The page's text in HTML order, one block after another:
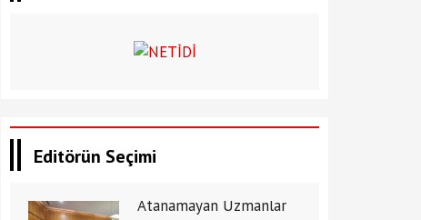
Editörün Seçimi
Atanamayan Uzmanlar